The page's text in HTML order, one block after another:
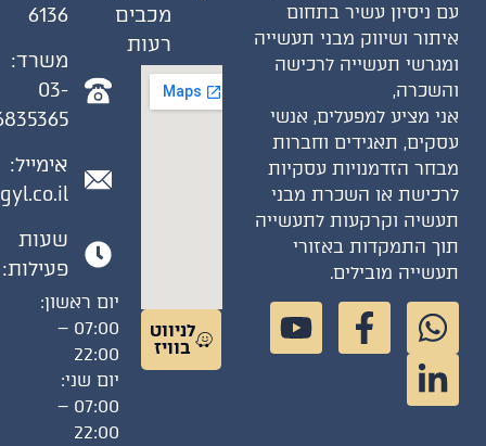
ניסיון עשיר בתחום
ושיווק מבני תעשייה
תעשייה לרכישה
מציע למפעלים, אנשי
תאגידים וחברות
הזדמנויות עסקיות
או השכרת מבני
וקרקעות לתעשייה
התמקדות באזורי
מובילים.
מכבים
רעות
לניווט
בוויז
6136
משרד:
03-
6835365
אימייל:
gil@gyl.co.il
שעות
פעילות:
יום ראשון:
07:00 –
22:00
יום שני:
07:00 –
22:00